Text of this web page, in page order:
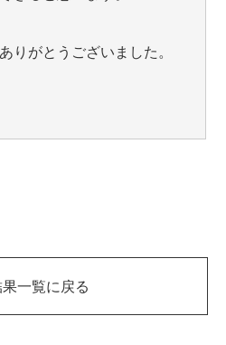
りがとうございました。
一覧に戻る